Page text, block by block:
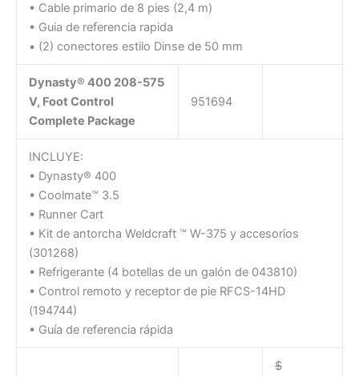
• Cable primario de 8 pies (2,4 m)
• Guia de referencia rapida
• (2) conectores estilo Dinse de 50 mm
Dynasty® 400 208-575
V, Foot Control
Complete Package
951694
INCLUYE:
• Dynasty® 400
• Coolmate™ 3.5
• Runner Cart
• Kit de antorcha Weldcraft ™ W-375 y accesorios
(301268)
• Refrigerante (4 botellas de un galón de 043810)
• Control remoto y receptor de pie RFCS-14HD
(194744)
• Guía de referencia rápida
$